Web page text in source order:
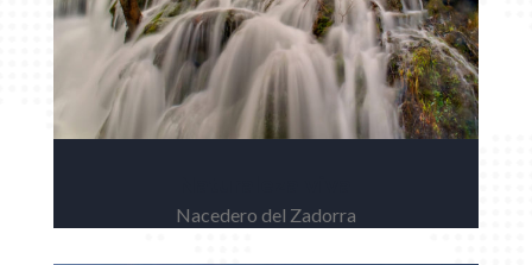
Nacedero del Zadorra